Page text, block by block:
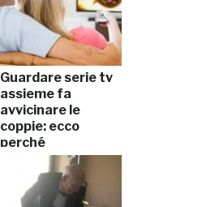
Guardare serie tv
assieme fa
avvicinare le
coppie: ecco
perché